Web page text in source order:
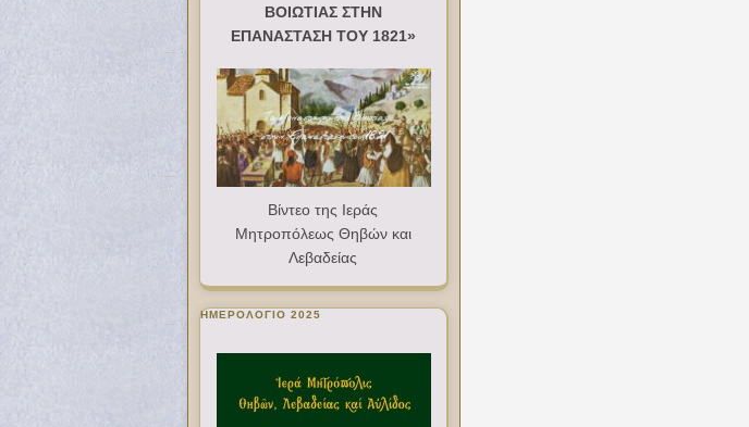
ΒΟΙΩΤΙΑΣ ΣΤΗΝ
ΕΠΑΝΑΣΤΑΣΗ ΤΟΥ 1821»
Βίντεο της Ιεράς
Μητροπόλεως Θηβών και
Λεβαδείας
ΗΜΕΡΟΛΟΓΙΟ 2025